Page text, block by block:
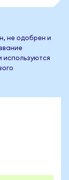
не одобрен и
используются